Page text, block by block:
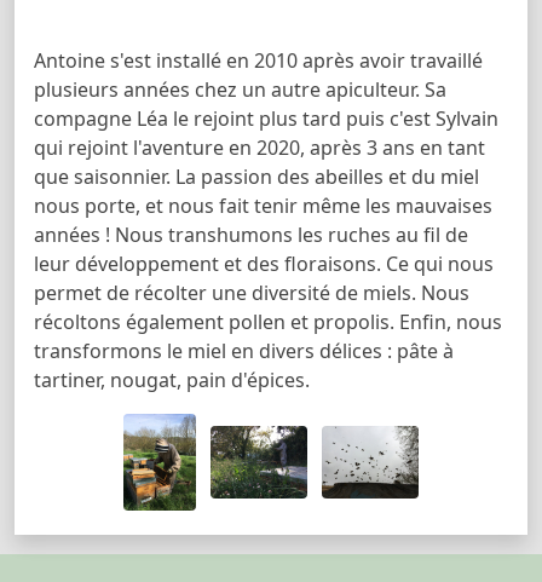
Antoine s'est installé en 2010 après avoir travaillé
plusieurs années chez un autre apiculteur. Sa
compagne Léa le rejoint plus tard puis c'est Sylvain
qui rejoint l'aventure en 2020, après 3 ans en tant
que saisonnier. La passion des abeilles et du miel
nous porte, et nous fait tenir même les mauvaises
années ! Nous transhumons les ruches au fil de
leur développement et des floraisons. Ce qui nous
permet de récolter une diversité de miels. Nous
récoltons également pollen et propolis. Enfin, nous
transformons le miel en divers délices : pâte à
tartiner, nougat, pain d'épices.